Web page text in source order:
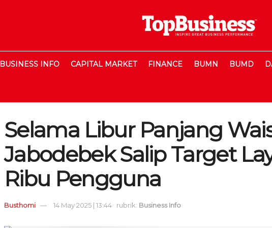
BUSINESS INFO CAPITAL MARKET FINANCE BUMN BUMD
Selama Libur Panjang
Jabodebek Salip Target
Ribu Pengguna
Busthomi 14 May 2025 | 13:44 rubrik: Business Info